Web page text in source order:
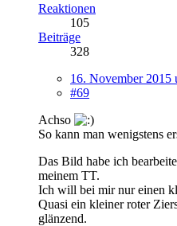
Reaktionen
105
Beiträge
328
16. November 2015
#69
Achso
So kann man wenigstens
Das Bild habe ich
meinem TT.
Ich will bei mir nur einen
Quasi ein kleiner roter
glänzend.